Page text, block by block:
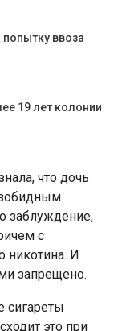
ввоза
19 лет колонии
что дочь
заблуждение,
с
никотина. И
запрещено.
сигареты
это при